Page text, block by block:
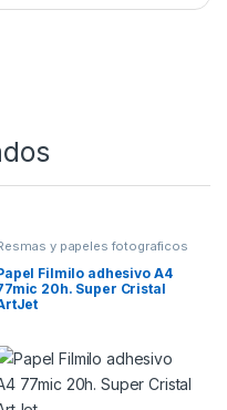
y papeles fotograficos
Filmilo adhesivo A4
20h. Super Cristal